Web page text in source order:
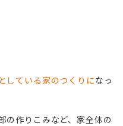
している家のつくりになっ
の作りこみなど、家全体の